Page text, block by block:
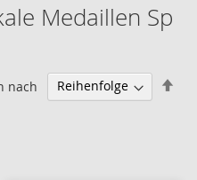
Medaillen Sp
nach